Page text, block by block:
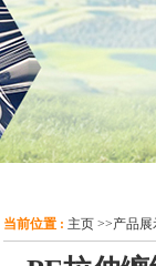
当前位置 : 主页 >>产品展